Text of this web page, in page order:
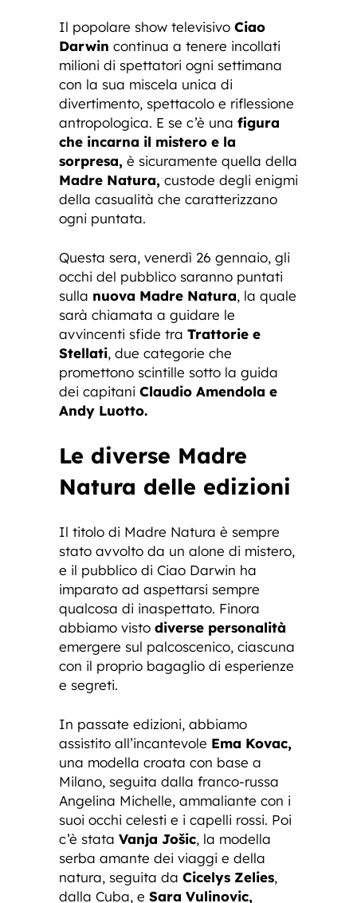
Il popolare show televisivo Ciao
Darwin continua a tenere incollati
milioni di spettatori ogni settimana
con la sua miscela unica di
divertimento, spettacolo e riflessione
antropologica. E se c’è una figura
che incarna il mistero e la
sorpresa, è sicuramente quella della
Madre Natura, custode degli enigmi
della casualità che caratterizzano
ogni puntata.
Questa sera, venerdì 26 gennaio, gli
occhi del pubblico saranno puntati
sulla nuova Madre Natura, la quale
sarà chiamata a guidare le
avvincenti sfide tra Trattorie e
Stellati, due categorie che
promettono scintille sotto la guida
dei capitani Claudio Amendola e
Andy Luotto.
Le diverse Madre
Natura delle edizioni
Il titolo di Madre Natura è sempre
stato avvolto da un alone di mistero,
e il pubblico di Ciao Darwin ha
imparato ad aspettarsi sempre
qualcosa di inaspettato. Finora
abbiamo visto diverse personalità
emergere sul palcoscenico, ciascuna
con il proprio bagaglio di esperienze
e segreti.
In passate edizioni, abbiamo
assistito all’incantevole Ema Kovac,
una modella croata con base a
Milano, seguita dalla franco-russa
Angelina Michelle, ammaliante con i
suoi occhi celesti e i capelli rossi. Poi
c’è stata Vanja Jošic, la modella
serba amante dei viaggi e della
natura, seguita da Cicelys Zelies,
dalla Cuba, e Sara Vulinovic,